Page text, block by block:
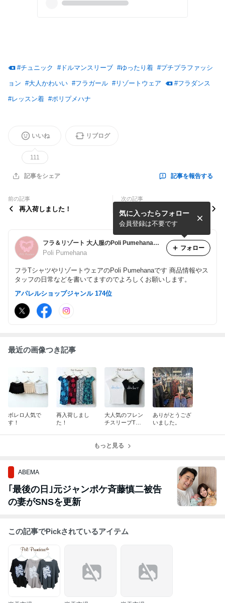
#チュニック #ドルマンスリーブ #ゆったり着 #プチプラファッシ
ョン #大人かわいい #フラガール #リゾートウェア #フラダンス
#レッスン着 #ポリプメハナ
いいね
111
リブログ
記事をシェア 記事を報告する
前の記事
再入荷しました！
次の記事
フラ＆リゾート 大人服のPoli Pumehanaブログ
Poli Pumehana
フラTシャツやリゾートウェアのPoli Pumehanaです 商品情報やス
タッフの日常などを書いてますのでよろしくお願いします。
気に入ったらフォロー
会員登録は不要です
フォロー
アパレルショップジャンル 174位
最近の画像つき記事
ボレロ人気で
す！
再入荷しまし
た！
大人気のフレン
チスリーブTシ
ありがとうござ
いました。
もっと見る
ABEMA
｢最後の日｣元ジャンポケ斉藤慎二被告
の妻がSNSを更新
この記事でPickされているアイテム